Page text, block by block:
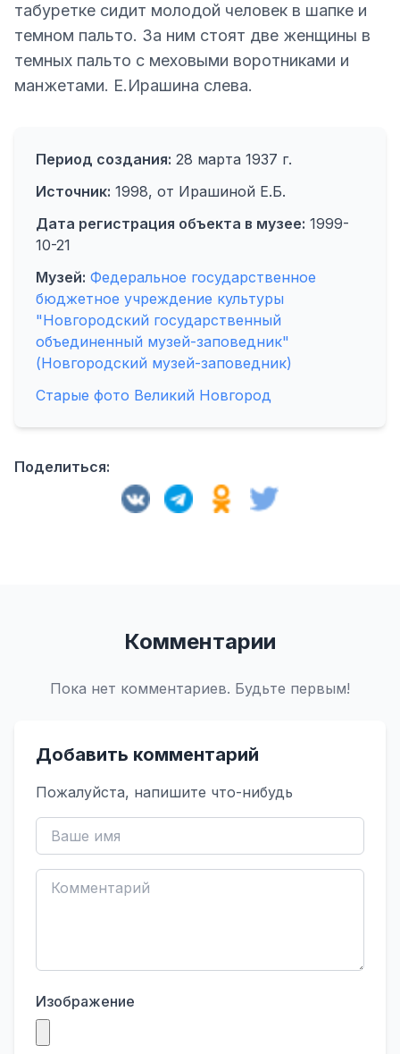
табуретке сидит молодой человек в шапке и
темном пальто. За ним стоят две женщины в
темных пальто с меховыми воротниками и
манжетами. Е.Ирашина слева.
Период создания: 28 марта 1937 г.
Источник: 1998, от Ирашиной Е.Б.
Дата регистрация объекта в музее: 1999-
10-21
Музей: Федеральное государственное
бюджетное учреждение культуры
"Новгородский государственный
объединенный музей-заповедник"
(Новгородский музей-заповедник)
Старые фото Великий Новгород
Поделиться:
Комментарии
Пока нет комментариев. Будьте первым!
Добавить комментарий
Пожалуйста, напишите что-нибудь
Изображение